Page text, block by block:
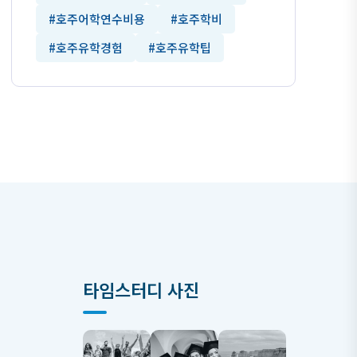
#호주어학연수비용
#호주학비
#호주유학경험
#호주유학팁
타임스터디 사진